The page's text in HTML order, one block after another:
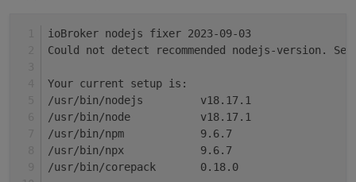
system.adapter.vis-hqwidgets.0          : vis-
system.adapter.vis-jqui-mfd.0           : vis-
system.adapter.vis-map.0                : vis-
system.adapter.vis-players.0            : vis-
system.adapter.vis-timeandweather.0     : vis-
system.adapter.vis.0                    : vis
system.adapter.web.0                    : web
system.adapter.yeelight-2.0             :
ioBroker nodejs fixer 2023-09-03
Could not detect recommended nodejs-version.
Your current setup is:
/usr/bin/nodejs         v18.17.1
/usr/bin/node           v18.17.1
/usr/bin/npm            9.6.7
/usr/bin/npx            9.6.7
/usr/bin/corepack       0.18.0